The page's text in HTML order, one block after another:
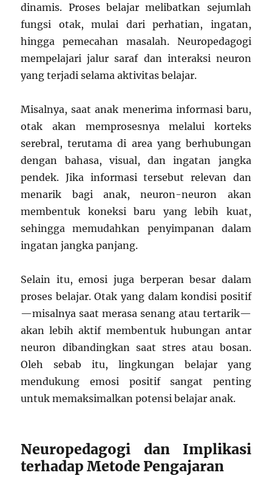
dinamis. Proses belajar melibatkan sejumlah
fungsi otak, mulai dari perhatian, ingatan,
hingga pemecahan masalah. Neuropedagogi
mempelajari jalur saraf dan interaksi neuron
yang terjadi selama aktivitas belajar.
Misalnya, saat anak menerima informasi baru,
otak akan memprosesnya melalui korteks
serebral, terutama di area yang berhubungan
dengan bahasa, visual, dan ingatan jangka
pendek. Jika informasi tersebut relevan dan
menarik bagi anak, neuron-neuron akan
membentuk koneksi baru yang lebih kuat,
sehingga memudahkan penyimpanan dalam
ingatan jangka panjang.
Selain itu, emosi juga berperan besar dalam
proses belajar. Otak yang dalam kondisi positif
—misalnya saat merasa senang atau tertarik—
akan lebih aktif membentuk hubungan antar
neuron dibandingkan saat stres atau bosan.
Oleh sebab itu, lingkungan belajar yang
mendukung emosi positif sangat penting
untuk memaksimalkan potensi belajar anak.
Neuropedagogi dan Implikasi
terhadap Metode Pengajaran